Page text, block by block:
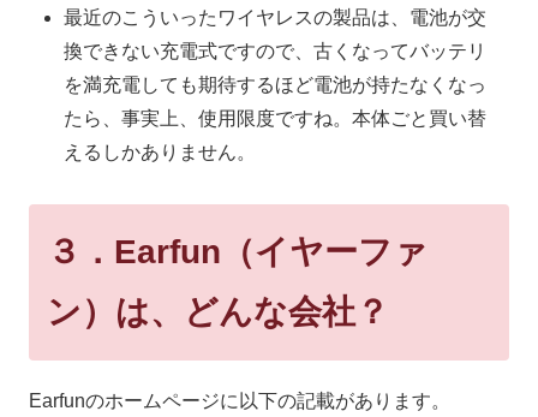
最近のこういったワイヤレスの製品は、電池が交
換できない充電式ですので、古くなってバッテリ
を満充電しても期待するほど電池が持たなくなっ
たら、事実上、使用限度ですね。本体ごと買い替
えるしかありません。
３．Earfun（イヤーファ
ン）は、どんな会社？
Earfunのホームページに以下の記載があります。